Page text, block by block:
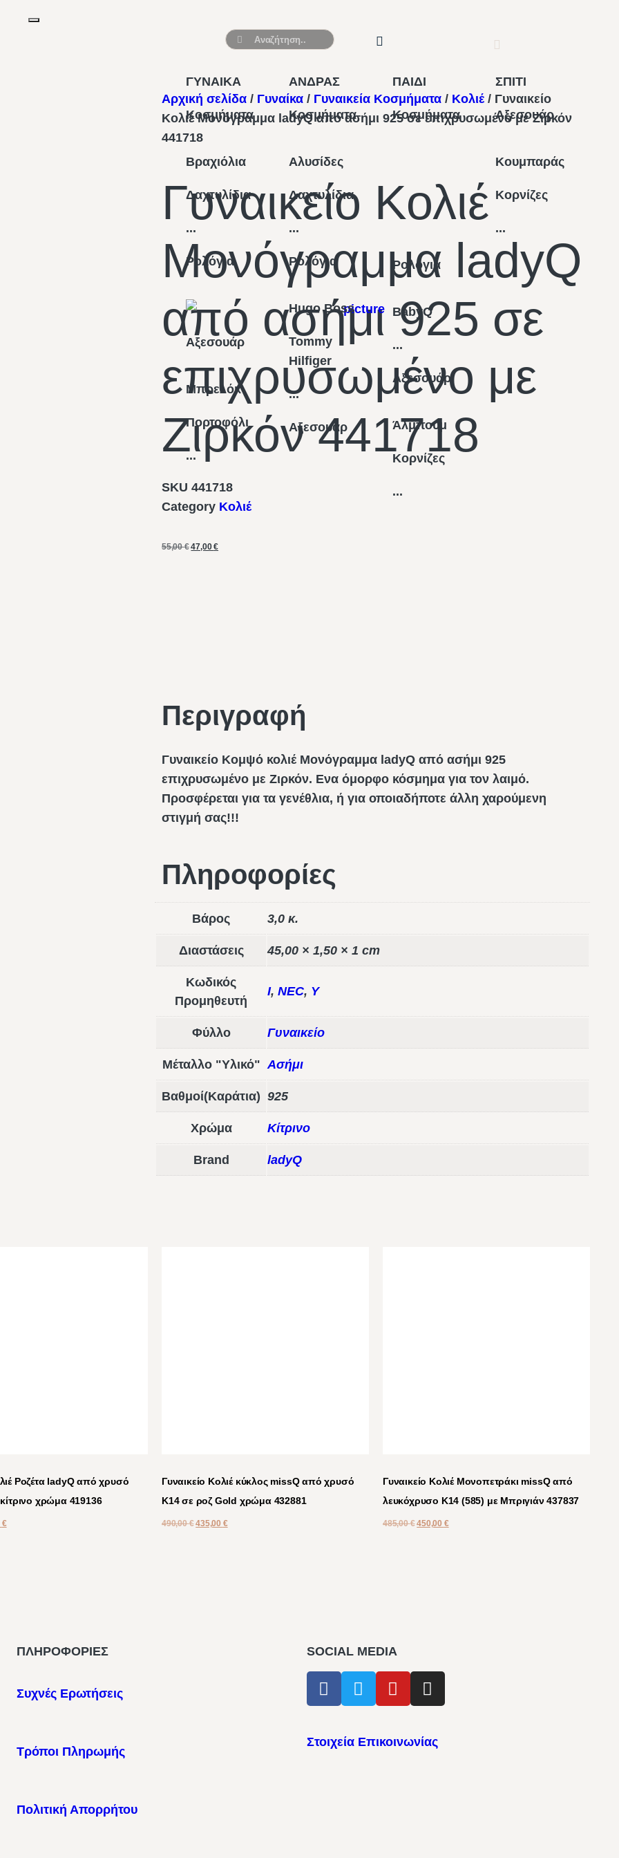
ΓΥΝΑΙΚΑ
Κοσμήματα
Βραχιόλια
Δαχτυλίδια
...
Ρολόγια
Αξεσουάρ
Μπρελόκ
Πορτοφόλι
...
ΑΝΔΡΑΣ
Κοσμήματα
Αλυσίδες
Δαχτυλίδια
...
Ρολόγια
Hugo Boss
Tommy
Hilfiger
...
Αξεσουάρ
ΠΑΙΔΙ
Κοσμήματα
Ρολόγια
BabyQ
...
Αξεσουάρ
Άλμπουμ
Κορνίζες
...
ΣΠΙΤΙ
Αξεσουάρ
Κουμπαράς
Κορνίζες
...
Αρχική σελίδα / Γυναίκα / Γυναικεία Κοσμήματα / Κολιέ / Γυναικείο
Κολιέ Μονόγραμμα ladyQ από ασήμι 925 σε επιχρυσωμένο με Ζιρκόν
441718
Γυναικείο Κολιέ
Μονόγραμμα ladyQ
από ασήμι 925 σε
επιχρυσωμένο με
Ζιρκόν 441718
SKU 441718
Category Κολιέ
55,00€ 47,00€
Περιγραφή
Γυναικείο Κομψό κολιέ Μονόγραμμα ladyQ από ασήμι 925
επιχρυσωμένο με Ζιρκόν. Ενα όμορφο κόσμημα για τον λαιμό.
Προσφέρεται για τα γενέθλια, ή για οποιαδήποτε άλλη χαρούμενη
στιγμή σας!!!
Πληροφορίες
Βάρος 3,0 κ.
Διαστάσεις 45,00 × 1,50 × 1 cm
Κωδικός
Προμηθευτή
I, NEC, Y
Φύλλο Γυναικείο
Μέταλλο "Υλικό" Ασήμι
Βαθμοί(Καράτια) 925
Χρώμα Κίτρινο
Brand ladyQ
Ροζέτα ladyQ από χρυσό
χρώμα 419136
€
Γυναικείο Κολιέ κύκλος missQ από χρυσό
Κ14 σε ροζ Gold χρώμα 432881
490,00€ 435,00 €
Γυναικείο Κολιέ Μονοπετράκι missQ από
λευκόχρυσο Κ14 (585) με Μπριγιάν 437837
485,00€ 450,00 €
ΠΛΗΡΟΦΟΡΙΕΣ
Συχνές Ερωτήσεις
Τρόποι Πληρωμής
Πολιτική Απορρήτου
SOCIAL MEDIA
Στοιχεία Επικοινωνίας